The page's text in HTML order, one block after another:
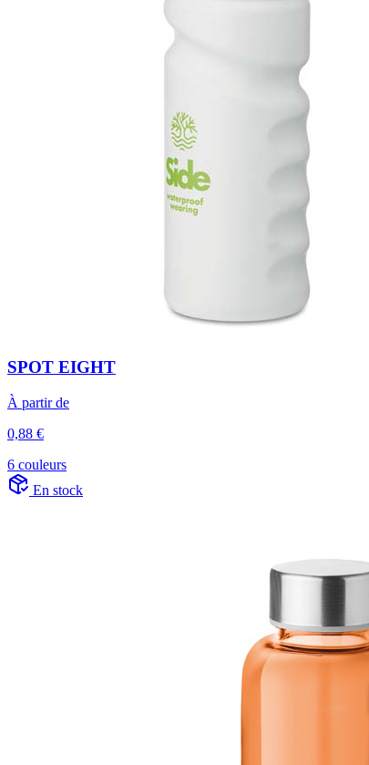
SPOT EIGHT
À partir de
0,88 €
6 couleurs
En stock